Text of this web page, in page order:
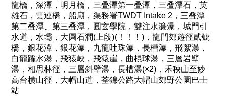
龍橋，深潭，明月橋，三叠潭第一叠潭，三叠潭石，英
雄石，雲連橋，船廟，渠務署TWDT Intake 2，三叠潭
第二叠潭、第三叠潭，圓玄學院，雙注水濂瀑，城門引
水道，水壩，大圓石澗(上段)(！！！)，龍門郊遊徑貳號
橋，銀花潭，銀花瀑，九龍吐珠瀑，長槽瀑，飛絮瀑，
白龍躍水瀑，飛猿峽，飛猿崖，曲棍球瀑，三層岩壁
瀑，相思林徑，三層斜壁瀑，長槽瀑(×2)，禾秧山至妙
高台横山徑，大帽山道，荃錦公路大帽山郊野公園巴士
站